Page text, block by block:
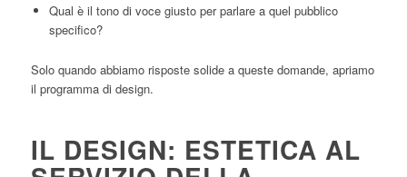
Qual è il tono di voce giusto per parlare a quel pubblico
specifico?
Solo quando abbiamo risposte solide a queste domande, apriamo
il programma di design.
IL DESIGN: ESTETICA AL